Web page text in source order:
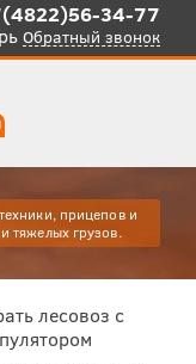
34-77
Обратный звонок
прицепов и
тяжелыхгрузов.
лесовоз с